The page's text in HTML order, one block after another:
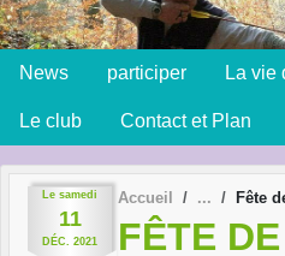
News participer La vie
Le club Contact et Plan
Le samedi
11
DÉC. 2021
Accueil Fête
FÊTE